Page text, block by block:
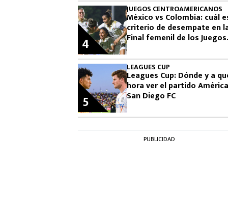
JUEGOS CENTROAMERICANOS
México vs Colombia: cuál
criterio de desempate en
Final femenil de los Juegos
4
LEAGUES CUP
Leagues Cup: Dónde y a
hora ver el partido
San Diego FC
5
PUBLICIDAD